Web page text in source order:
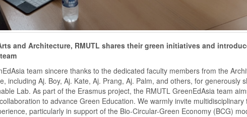
and Architecture, RMUTL shares their green initiatives and
team sincere thanks to the dedicated faculty members from the
including Aj. Boy, Aj. Kate, Aj. Prang, Aj. Palm, and others, for generously
Lab. As part of the Erasmus project, the RMUTL GreenEdAsia team
to advance Green Education. We warmly invite multidisciplinary
particularly in support of the Bio-Circular-Green Economy (BCG)